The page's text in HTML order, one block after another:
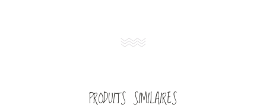
PRODUITS SIMILAIRES